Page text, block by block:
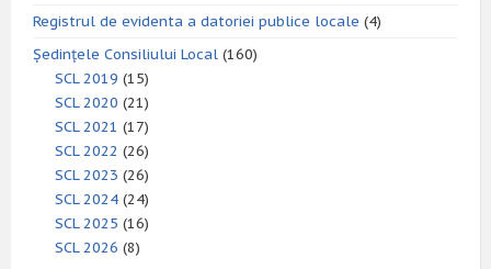
Registrul de evidenta a datoriei publice locale (4)
Ședințele Consiliului Local (160)
SCL 2019 (15)
SCL 2020 (21)
SCL 2021 (17)
SCL 2022 (26)
SCL 2023 (26)
SCL 2024 (24)
SCL 2025 (16)
SCL 2026 (8)